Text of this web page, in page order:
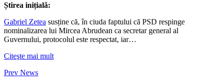
Știrea inițială:
Gabriel Zetea susține că, în ciuda faptului că PSD respinge
nominalizarea lui Mircea Abrudean ca secretar general al
Guvernului, protocolul este respectat, iar…
Citeşte mai mult
Prev News